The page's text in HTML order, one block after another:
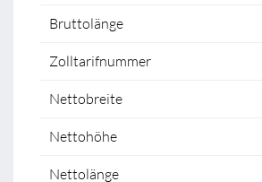
Bruttolänge
Zolltarifnummer
Nettobreite
Nettohöhe
Nettolänge